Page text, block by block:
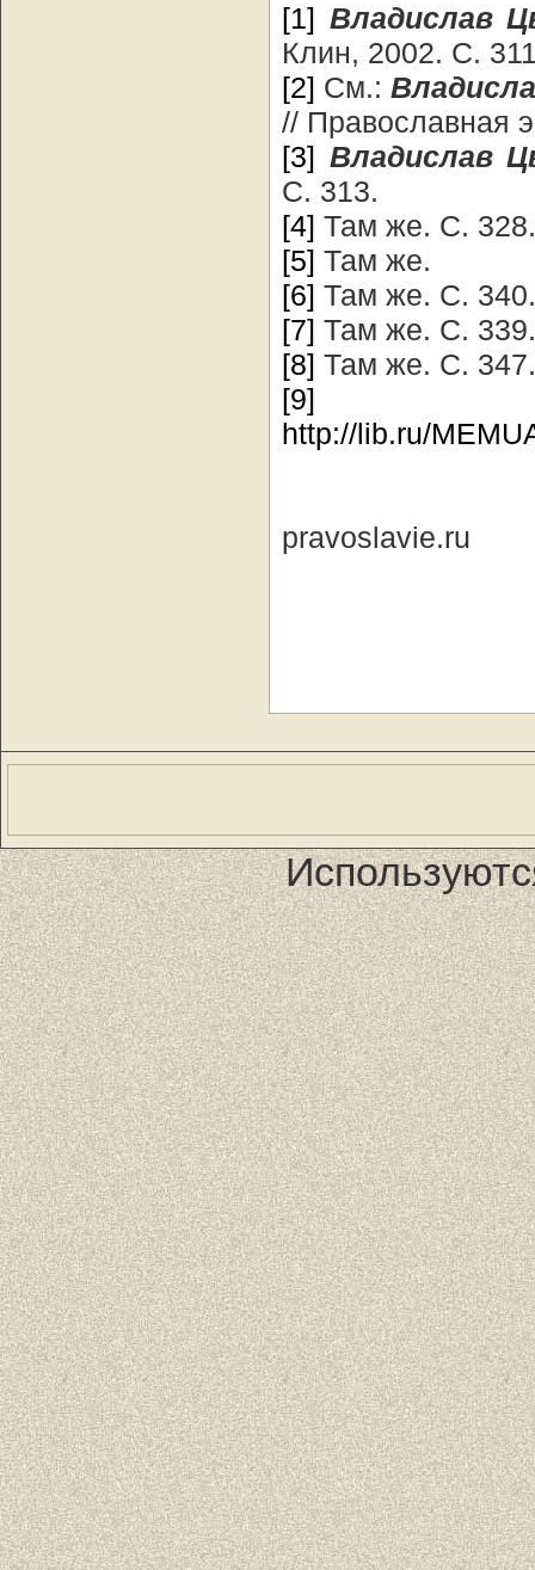
[1] Владислав
Клин, 2002. С.
[2] См.:
// Православная
[3] Владислав
С. 313.
[4] Там же. С. 328.
[5] Там же.
[6] Там же. С. 340.
[7] Там же. С. 339.
[8] Там же. С. 347.
[9]
http://lib.ru/
pravoslavie.ru